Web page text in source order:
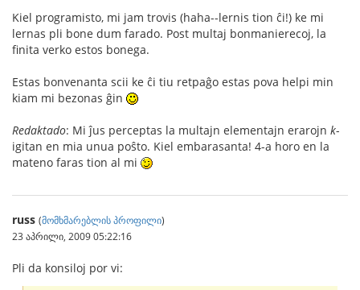
Kiel programisto, mi jam trovis (haha--lernis tion ĉi!) ke mi
lernas pli bone dum farado. Post multaj bonmanierecoj, la
finita verko estos bonega.
Estas bonvenanta scii ke ĉi tiu retpaĝo estas pova helpi min
kiam mi bezonas ĝin
Redaktado: Mi ĵus perceptas la multajn elementajn erarojn k-
igitan en mia unua poŝto. Kiel embarasanta! 4-a horo en la
mateno faras tion al mi
russ (მომხმარებლის პროფილი)
23 აპრილი, 2009 05:22:16
Pli da konsiloj por vi: